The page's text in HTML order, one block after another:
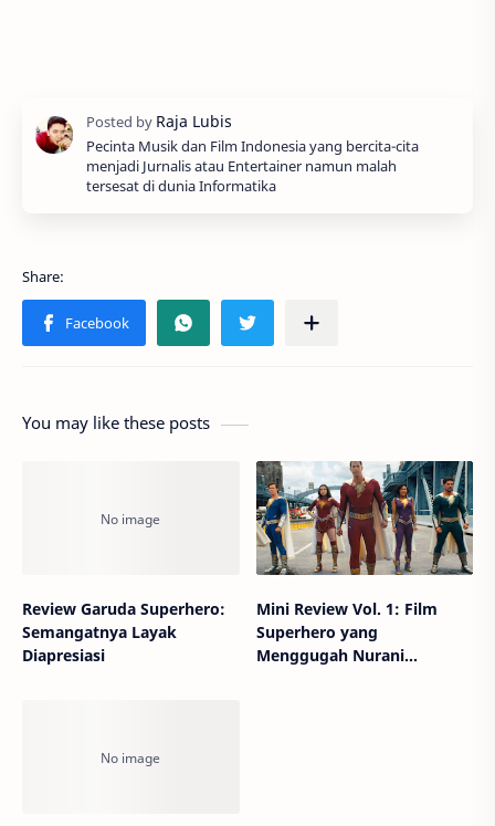
Pecinta Musik dan Film Indonesia yang bercita-cita
menjadi Jurnalis atau Entertainer namun malah
tersesat di dunia Informatika
You may like these posts
Review Garuda Superhero:
Semangatnya Layak
Diapresiasi
Mini Review Vol. 1: Film
Superhero yang
Menggugah Nurani